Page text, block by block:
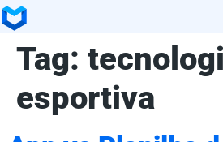
Tag:
esportiva